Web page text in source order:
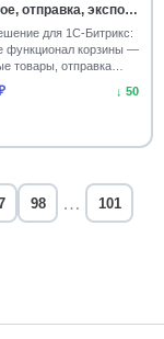
4
1
отправка, экспорт
для 1С-Битрикс:
функционал корзины —
товары, отправка
↓ 50
98 … 101